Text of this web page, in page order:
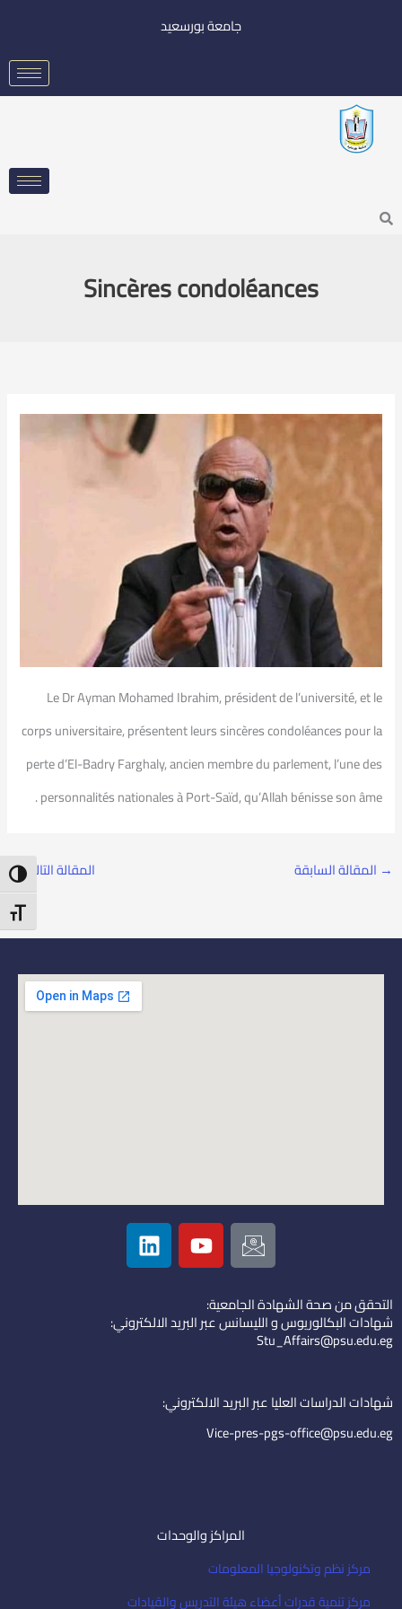
جامعة بورسعيد
Search
Sincères condoléances
Le Dr Ayman Mohamed Ibrahim, président de l’université, et le
corps universitaire, présentent leurs sincères condoléances pour la
perte d’El-Badry Farghaly, ancien membre du parlement, l’une des
personnalités nationales à Port-Saïd, qu’Allah bénisse son âme .
→ المقالة السابقة المقالة التالية←
I
c
o
n
-
e
i
l
Y
o
u
u
b
L
i
n
e
d
التحقق من صحة الشهادة الجامعية:
شهادات البكالوريوس و الليسانس عبر البريد الالكتروني:
Stu_Affairs@psu.edu.eg
شهادات الدراسات العليا عبر البريد الالكتروني:
Vice-pres-pgs-office@psu.edu.eg
المراكز والوحدات
مركز نظم وتكنولوجيا المعلومات
مركز تنمية قدرات أعضاء هيئة التدريس والقيادات